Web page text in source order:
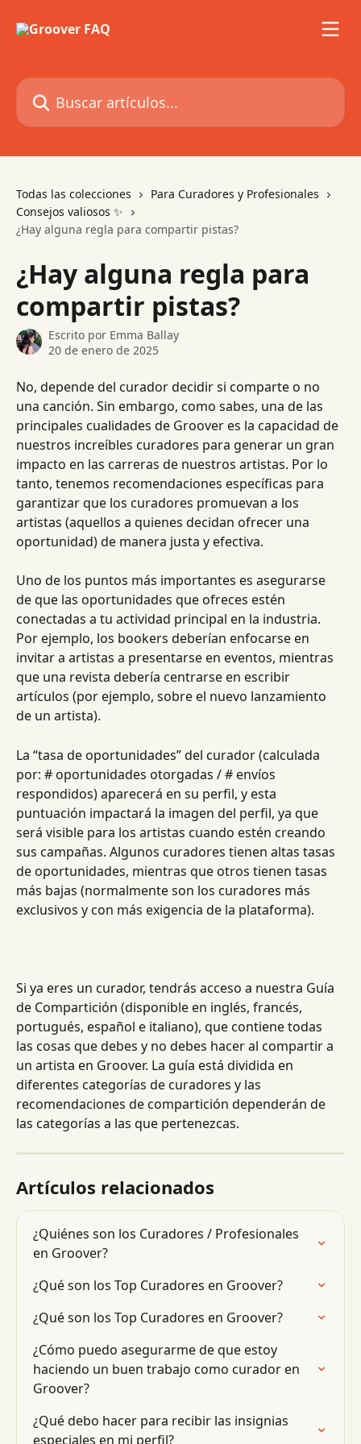
Buscar artículos...
Todas las colecciones
Para Curadores y Profesionales
Consejos valiosos ✨
¿Hay alguna regla para compartir pistas?
¿Hay alguna regla para
compartir pistas?
Escrito por Emma Ballay
20 de enero de 2025
No, depende del curador decidir si comparte o no
una canción. Sin embargo, como sabes, una de las
principales cualidades de Groover es la capacidad de
nuestros increíbles curadores para generar un gran
impacto en las carreras de nuestros artistas. Por lo
tanto, tenemos recomendaciones específicas para
garantizar que los curadores promuevan a los
artistas (aquellos a quienes decidan ofrecer una
oportunidad) de manera justa y efectiva.
Uno de los puntos más importantes es asegurarse
de que las oportunidades que ofreces estén
conectadas a tu actividad principal en la industria.
Por ejemplo, los bookers deberían enfocarse en
invitar a artistas a presentarse en eventos, mientras
que una revista debería centrarse en escribir
artículos (por ejemplo, sobre el nuevo lanzamiento
de un artista).
La “tasa de oportunidades” del curador (calculada
por: # oportunidades otorgadas / # envíos
respondidos) aparecerá en su perfil, y esta
puntuación impactará la imagen del perfil, ya que
será visible para los artistas cuando estén creando
sus campañas. Algunos curadores tienen altas tasas
de oportunidades, mientras que otros tienen tasas
más bajas (normalmente son los curadores más
exclusivos y con más exigencia de la plataforma).
Si ya eres un curador, tendrás acceso a nuestra Guía
de Compartición (disponible en inglés, francés,
portugués, español e italiano), que contiene todas
las cosas que debes y no debes hacer al compartir a
un artista en Groover. La guía está dividida en
diferentes categorías de curadores y las
recomendaciones de compartición dependerán de
las categorías a las que pertenezcas.
Artículos relacionados
¿Quiénes son los Curadores / Profesionales
en Groover?
¿Qué son los Top Curadores en Groover?
¿Qué son los Top Curadores en Groover?
¿Cómo puedo asegurarme de que estoy
haciendo un buen trabajo como curador en
Groover?
¿Qué debo hacer para recibir las insignias
especiales en mi perfil?